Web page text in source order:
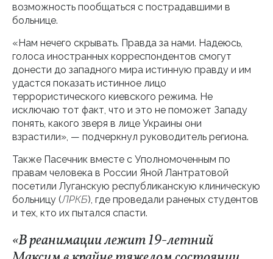
возможность пообщаться с пострадавшими в
больнице.
«Нам нечего скрывать. Правда за нами. Надеюсь,
голоса иностранных корреспондентов смогут
донести до западного мира истинную правду и им
удастся показать истинное лицо
террористического киевского режима. Не
исключаю тот факт, что и это не поможет Западу
понять, какого зверя в лице Украины они
взрастили», — подчеркнул руководитель региона.
Также Пасечник вместе с Уполномоченным по
правам человека в России Яной Лантратовой
посетили Луганскую республиканскую клиническую
больницу (ЛРКБ), где проведали раненых студентов
и тех, кто их пытался спасти.
«В реанимации лежит 19-летний